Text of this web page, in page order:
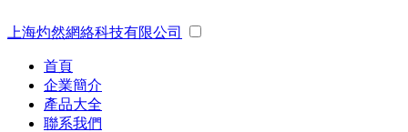
上海灼然網絡科技有限公司
首頁
企業簡介
產品大全
聯系我們